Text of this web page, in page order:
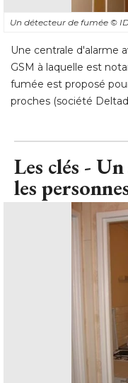
Un détecteur de fumée ©
Une centrale d'alarme
GSM à laquelle est
fumée est proposé
proches (société
Les clés -
les